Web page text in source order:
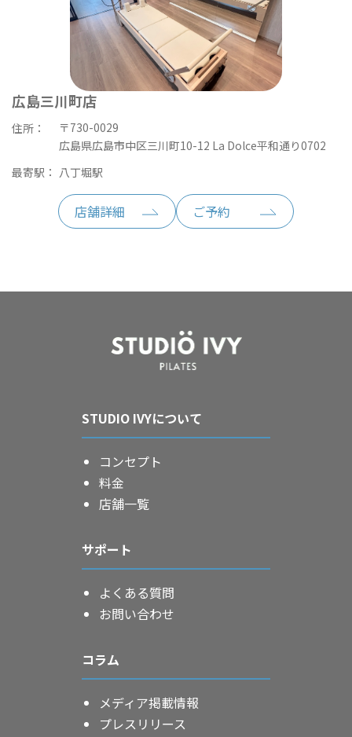
広島三川町店
住所：
〒730-0029
広島県広島市中区三川町10-12 La Dolce平和通り0702
最寄駅： 八丁堀駅
店舗詳細 ご予約
STUDIO IVYについて
コンセプト
料金
店舗一覧
サポート
よくある質問
お問い合わせ
コラム
メディア掲載情報
プレスリリース